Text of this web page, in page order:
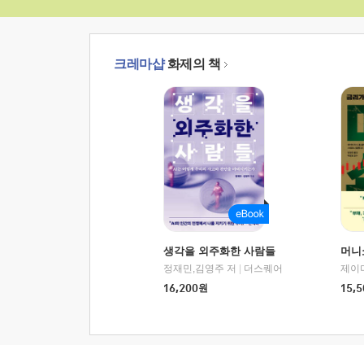
크레마샵화제의 책
생각을 외주화한 사람들
정재민,김영주 저
더스퀘어
16,200원
머